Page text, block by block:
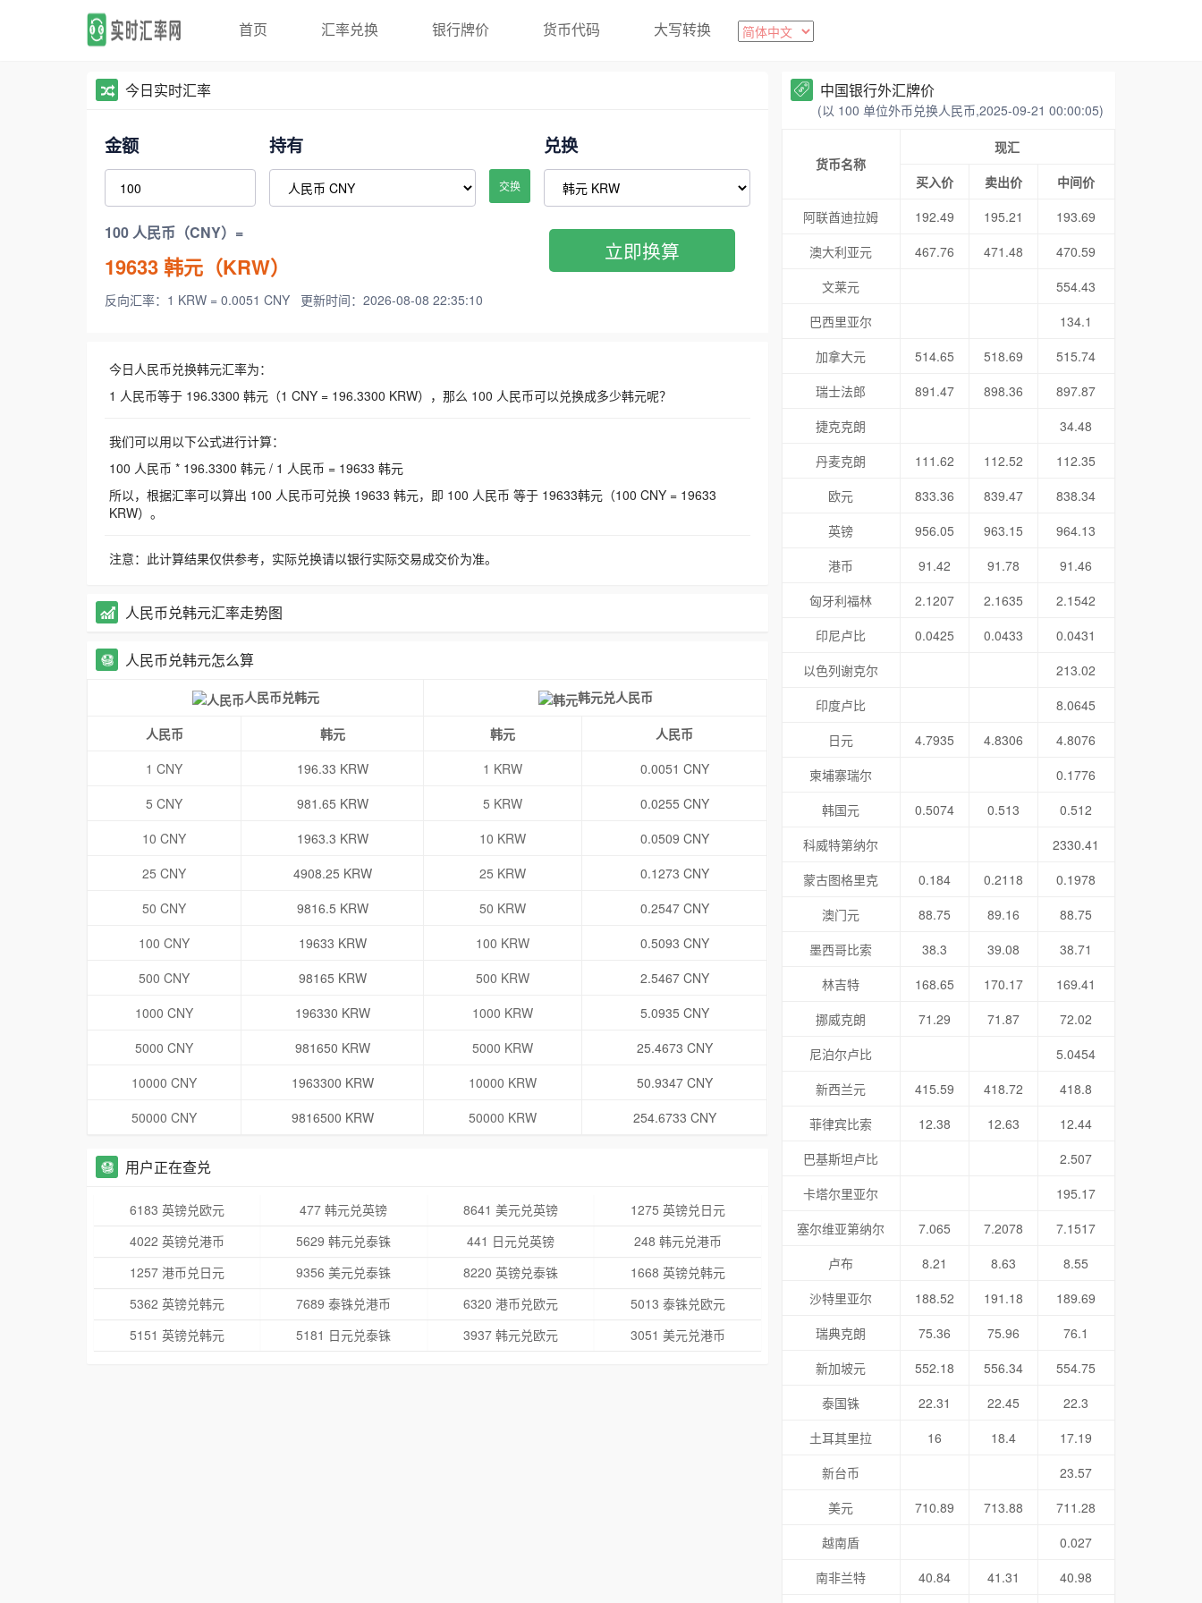
首页 汇率兑换 银行牌价 货币代码 大写转换
今日实时汇率
金额 持有
交换
兑换
100 人民币（CNY）=
19633韩元（KRW）
反向汇率：1 KRW = 0.0051 CNY 更新时间：2026-08-08 22:35:10
立即换算
今日人民币兑换韩元汇率为：
1 人民币等于 196.3300 韩元（1 CNY = 196.3300 KRW），那么 100 人民币可以兑换成多少韩元呢？
我们可以用以下公式进行计算：
100 人民币 * 196.3300 韩元 / 1 人民币 = 19633 韩元
所以，根据汇率可以算出 100 人民币可兑换 19633 韩元，即 100 人民币 等于 19633韩元（100 CNY = 19633
KRW）。
注意：此计算结果仅供参考，实际兑换请以银行实际交易成交价为准。
人民币兑韩元汇率走势图
人民币兑韩元怎么算
人民币兑韩元 韩元兑人民币
人民币 韩元 韩元
人民币
1 CNY
196.33 KRW 1 KRW
0.0051 CNY
5 CNY
981.65 KRW 5 KRW
0.0255 CNY
10 CNY
1963.3 KRW 10 KRW
0.0509 CNY
25 CNY
4908.25 KRW 25 KRW
0.1273 CNY
50 CNY
9816.5 KRW 50 KRW
0.2547 CNY
100 CNY
19633 KRW 100 KRW
0.5093 CNY
500 CNY
98165 KRW 500 KRW
2.5467 CNY
1000 CNY
196330 KRW 1000 KRW
5.0935 CNY
5000 CNY
981650 KRW 5000 KRW
25.4673 CNY
10000 CNY
1963300 KRW 10000 KRW
50.9347 CNY
50000 CNY
9816500 KRW 50000 KRW 254.6733 CNY
用户正在查兑
6183 英镑兑欧元 477 韩元兑英镑 8641 美元兑英镑
1275 英镑兑日元
4022 英镑兑港币
5629 韩元兑泰铢 441 日元兑英镑
248 韩元兑港币
1257 港币兑日元
9356 美元兑泰铢 8220 英镑兑泰铢
1668 英镑兑韩元
5362 英镑兑韩元
7689 泰铢兑港币 6320 港币兑欧元
5013 泰铢兑欧元
5151 英镑兑韩元
5181 日元兑泰铢 3937 韩元兑欧元 3051 美元兑港币
中国银行外汇牌价
(以 100 单位外币兑换人民币,2025-09-21 00:00:05)
货币名称
现汇
买入价
卖出价
中间价
阿联酋迪拉姆
192.49 195.21
193.69
澳大利亚元
467.76 471.48
470.59
文莱元
554.43
巴西里亚尔
134.1
加拿大元
514.65 518.69
515.74
瑞士法郎
891.47 898.36
897.87
捷克克朗
34.48
丹麦克朗
111.62 112.52
112.35
欧元
833.36 839.47
838.34
英镑
956.05 963.15
964.13
港币
91.42 91.78
91.46
匈牙利福林
2.1207 2.1635
2.1542
印尼卢比
0.0425 0.0433
0.0431
以色列谢克尔
213.02
印度卢比
8.0645
日元
4.7935 4.8306
4.8076
柬埔寨瑞尔
0.1776
韩国元
0.5074 0.513
0.512
科威特第纳尔
2330.41
蒙古图格里克
0.184 0.2118
0.1978
澳门元
88.75 89.16
88.75
墨西哥比索
38.3 39.08
38.71
林吉特
168.65 170.17
169.41
挪威克朗
71.29 71.87
72.02
尼泊尔卢比
5.0454
新西兰元
415.59 418.72
418.8
菲律宾比索
12.38 12.63
12.44
巴基斯坦卢比
2.507
卡塔尔里亚尔
195.17
塞尔维亚第纳尔
7.065 7.2078
7.1517
卢布
8.21 8.63
8.55
沙特里亚尔
188.52 191.18
189.69
瑞典克朗
75.36 75.96
76.1
新加坡元
552.18 556.34
554.75
泰国铢
22.31 22.45
22.3
土耳其里拉
16 18.4
17.19
新台币
23.57
美元
710.89 713.88
711.28
越南盾
0.027
南非兰特
40.84 41.31 40.98